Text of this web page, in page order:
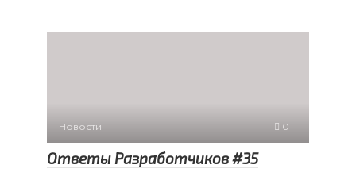
Новости 0
Ответы Разработчиков #35